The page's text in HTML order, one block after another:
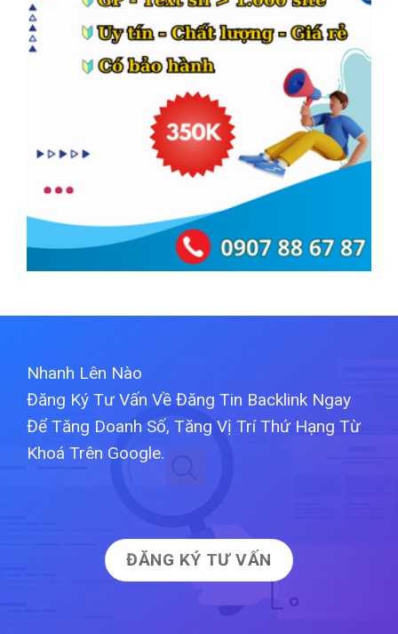
Nhanh Lên Nào
Đăng Ký Tư Vấn Về Đăng Tin Backlink Ngay
Để Tăng Doanh Số, Tăng Vị Trí Thứ Hạng Từ
Khoá Trên Google.
ĐĂNG KÝ TƯ VẤN